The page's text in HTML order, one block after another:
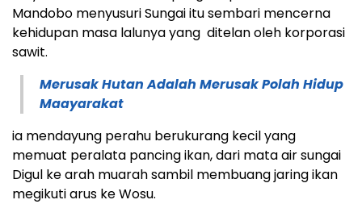
Mandobo menyusuri Sungai itu sembari mencerna
kehidupan masa lalunya yang ditelan oleh korporasi
sawit.
Merusak Hutan Adalah Merusak Polah Hidup
Maayarakat
ia mendayung perahu berukurang kecil yang
memuat peralata pancing ikan, dari mata air sungai
Digul ke arah muarah sambil membuang jaring ikan
megikuti arus ke Wosu.